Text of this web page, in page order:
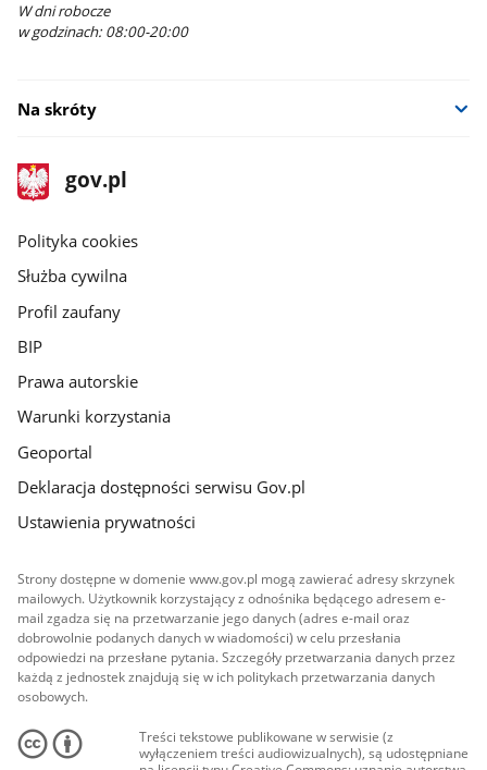
W dni robocze
w godzinach: 08:00-20:00
Na skróty
stopka
gov.pl
Strona
gov.pl
gov.pl
Polityka cookies
Służba cywilna
Profil zaufany
BIP
Prawa autorskie
Warunki korzystania
Geoportal
Deklaracja dostępności serwisu Gov.pl
Ustawienia prywatności
Strony dostępne w domenie www.gov.pl mogą zawierać adresy skrzynek
mailowych. Użytkownik korzystający z odnośnika będącego adresem e-
mail zgadza się na przetwarzanie jego danych (adres e-mail oraz
dobrowolnie podanych danych w wiadomości) w celu przesłania
odpowiedzi na przesłane pytania. Szczegóły przetwarzania danych przez
każdą z jednostek znajdują się w ich politykach przetwarzania danych
osobowych.
Treści tekstowe publikowane w serwisie (z
wyłączeniem treści audiowizualnych), są udostępniane